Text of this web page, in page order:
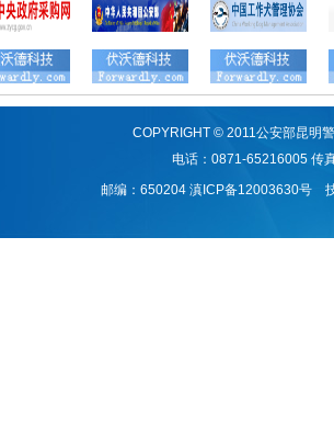
COPYRIGHT © 2011公安部昆明
电话：0871-65216005 传
邮编：650204 滇ICP备12003630号技